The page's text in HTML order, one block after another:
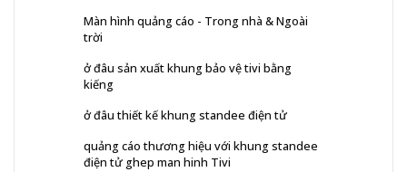
Màn hình quảng cáo - Trong nhà & Ngoài
trời
ở đâu sản xuất khung bảo vệ tivi bằng
kiếng
ở đâu thiết kế khung standee điện tử
quảng cáo thương hiệu với khung standee
điện tử ghep man hinh Tivi